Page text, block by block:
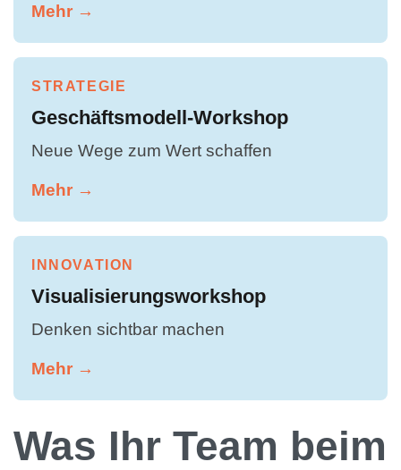
Mehr →
STRATEGIE
Geschäftsmodell-Workshop
Neue Wege zum Wert schaffen
Mehr →
INNOVATION
Visualisierungsworkshop
Denken sichtbar machen
Mehr →
Was Ihr Team beim